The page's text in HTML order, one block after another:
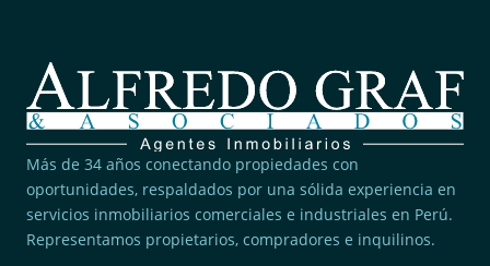
San Miguel (2)
Ancon (2)
San Borja (2)
Jesus Maria (2)
Surquillo (2)
Más de 34 años conectando propiedades con
oportunidades, respaldados por una sólida experiencia en
servicios inmobiliarios comerciales e industriales en Perú.
Representamos propietarios, compradores e inquilinos.